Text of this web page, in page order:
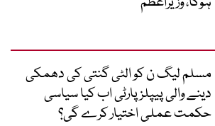
مسلم لیگ ن کو الٹی گنتی کی دھمکی
دینے والی پیپلز پارٹی اب کیا سیاسی
حکمت عملی اختیار کرے گی؟